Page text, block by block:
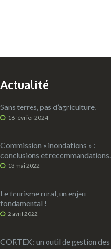
Actualité
Sans terres, pas d’agriculture.
16 février 2024
Commission « inondations » :
conclusions et recommandations.
13 mai 2022
Le tourisme rural, un enjeu
fondamental !
2 avril 2022
CORTEX : un outil de gestion des